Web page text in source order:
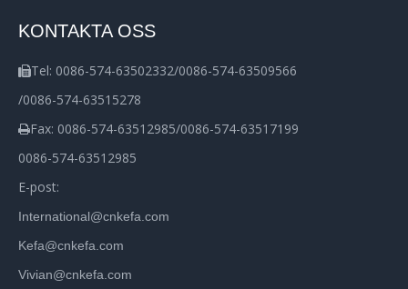
KONTAKTA OSS
Tel: 0086-574-63502332/0086-574-63509566
/0086-574-63515278
Fax: 0086-574-63512985/0086-574-63517199
0086-574-63512985
E-post:
International@cnkefa.com
Kefa@cnkefa.com
Vivian@cnkefa.com